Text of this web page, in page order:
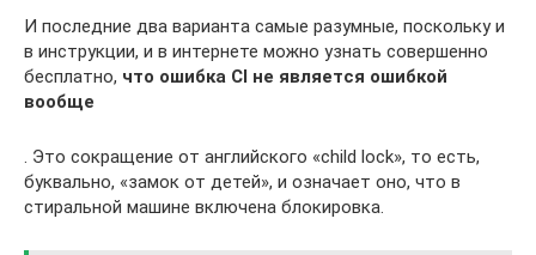
И последние два варианта самые разумные, поскольку и
в инструкции, и в интернете можно узнать совершенно
бесплатно, что ошибка Cl не является ошибкой
вообще
. Это сокращение от английского «child lock», то есть,
буквально, «замок от детей», и означает оно, что в
стиральной машине включена блокировка.